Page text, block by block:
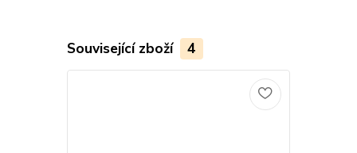
Související zboží 4